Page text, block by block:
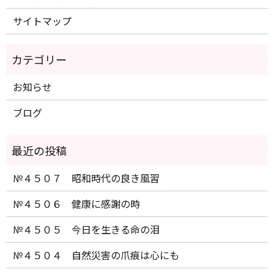
サイトマップ
お知らせ
ブログ
№４５０７ 昭和時代の良き風習
№４５０６ 健康に感謝の時
№４５０５ 今日を生きる命の泪
№４５０４ 自然災害の爪痕は心にも